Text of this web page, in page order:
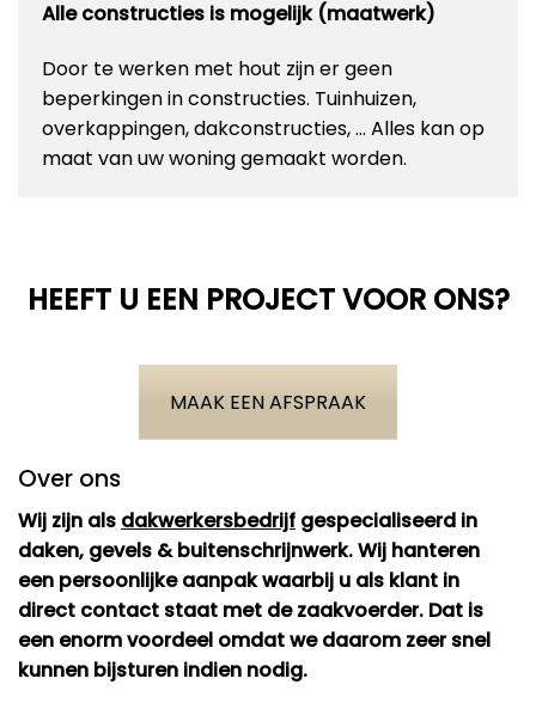
Alle constructies is mogelijk (maatwerk)
Door te werken met hout zijn er geen
beperkingen in constructies. Tuinhuizen,
overkappingen, dakconstructies, … Alles kan op
maat van uw woning gemaakt worden.
HEEFT U EEN PROJECT VOOR ONS?
MAAK EEN AFSPRAAK
Over ons
Wij zijn als dakwerkersbedrijf gespecialiseerd in
daken, gevels & buitenschrijnwerk. Wij hanteren
een persoonlijke aanpak waarbij u als klant in
direct contact staat met de zaakvoerder. Dat is
een enorm voordeel omdat we daarom zeer snel
kunnen bijsturen indien nodig.